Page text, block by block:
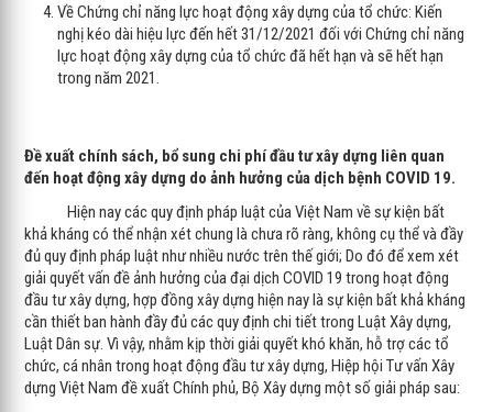
Về Chứng chỉ năng lực hoạt động xây dựng của tổ chức: Kiến
nghị kéo dài hiệu lực đến hết 31/12/2021 đối với Chứng chỉ năng
lực hoạt động xây dựng của tổ chức đã hết hạn và sẽ hết hạn
trong năm 2021.
Đề xuất chính sách, bổ sung chi phí đầu tư xây dựng liên quan
đến hoạt động xây dựng do ảnh hưởng của dịch bệnh COVID 19.
Hiện nay các quy định pháp luật của Việt Nam về sự kiện bất
khả kháng có thể nhận xét chung là chưa rõ ràng, không cụ thể và đầy
đủ quy định pháp luật như nhiều nước trên thế giới; Do đó để xem xét
giải quyết vấn đề ảnh hưởng của đại dịch COVID 19 trong hoạt động
đầu tư xây dựng, hợp đồng xây dựng hiện nay là sự kiện bất khả kháng
cần thiết ban hành đầy đủ các quy định chi tiết trong Luật Xây dựng,
Luật Dân sự. Vì vậy, nhằm kịp thời giải quyết khó khăn, hỗ trợ các tổ
chức, cá nhân trong hoạt động đầu tư xây dựng, Hiệp hội Tư vấn Xây
dựng Việt Nam đề xuất Chính phủ, Bộ Xây dựng một số giải pháp sau: